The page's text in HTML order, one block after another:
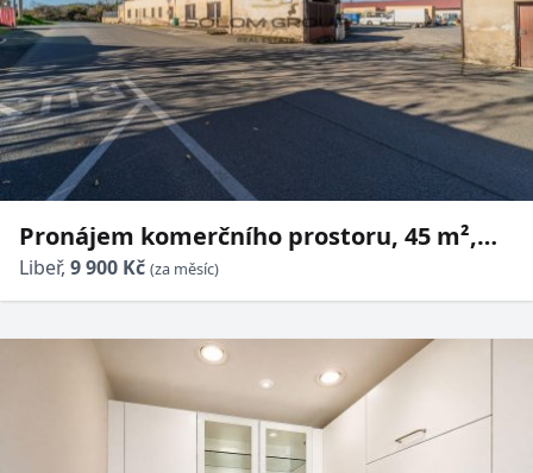
Pronájem komerčního prostoru, 45 m²,
Libeň - Dolní Břežany
Libeř, 9 900 Kč (za měsíc)